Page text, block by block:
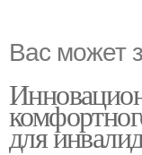
Вас может
для